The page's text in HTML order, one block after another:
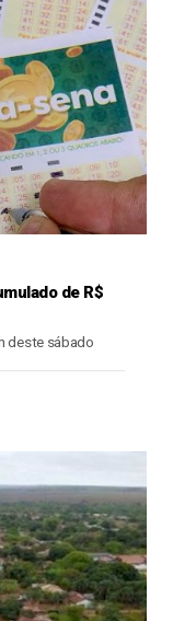
de R$
deste sábado